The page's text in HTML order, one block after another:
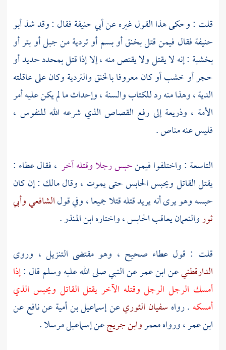
قلت : وحكى هذا القول غيره عنأبي حنيفةفقال : وقد شذأبو
حنيفةفقال فيمن قتل بخنق أو بسم أو تردية من جبل أو بئر أو
بخشبة : إنه لا يقتل ولا يقتص منه ، إلا إذا قتل بمحدد حديد أو
حجر أو خشب أو كان معروفا بالخنق والتردية وكان على عاقلته
الدية ، وهذا منه رد للكتاب والسنة ، وإحداث ما لم يكن عليه أمر
الأمة ، وذريعة إلى رفع القصاص الذي شرعه الله للنفوس ،
فليس عنه مناص .
التاسعة : واختلفوا فيمنحبس رجلا وقتله آخر ، فقالعطاء :
يقتل القاتل ويحبس الحابس حتى يموت ، وقالمالك : إن كان
حبسه وهو يرى أنه يريد قتله قتلا جميعا ، وفي قولالشافعيوأبي
ثوروالنعمانيعاقب الحابس ، واختارهابن المنذر.
قلت : قول عطاء صحيح ، وهو مقتضى التنزيل ، وروى
الدارقطنيعنابن عمرعن النبي صلى الله عليه وسلم قال :إذا
أمسك الرجل الرجل وقتله الآخر يقتل القاتل ويحبس الذي
أمسكه . رواه سفيان الثوريعنإسماعيل بن أميةعننافععن
ابن عمر، ورواهمعمروابن جريجعنإسماعيلمرسلا .